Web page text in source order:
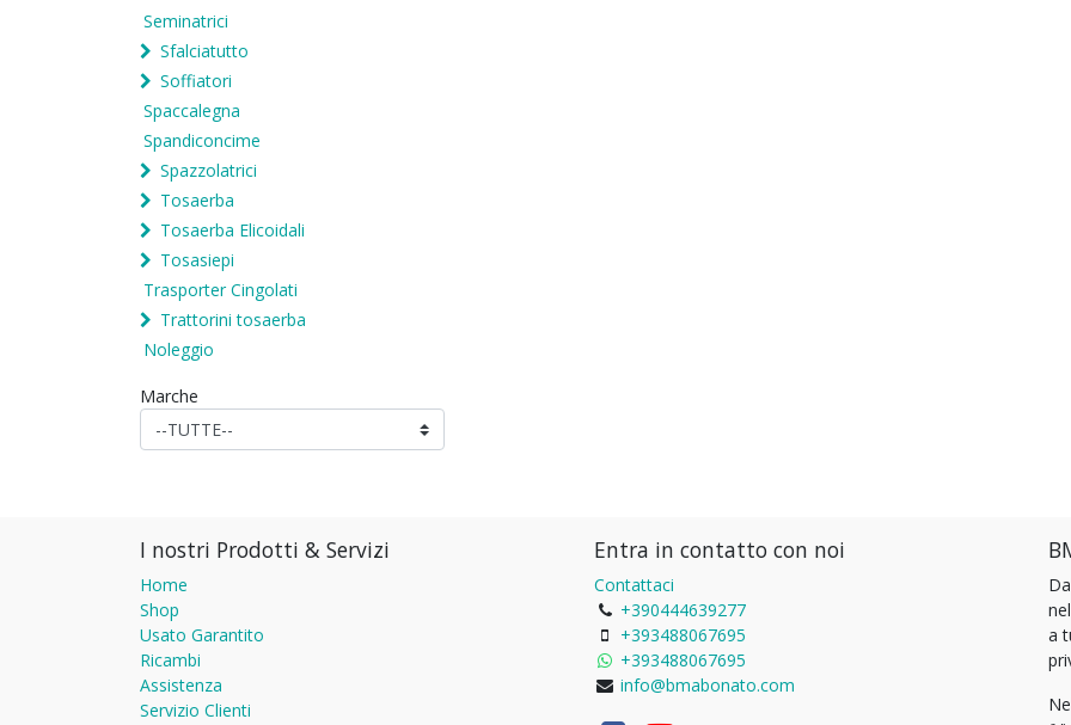
Seminatrici
Sfalciatutto
Soffiatori
Spaccalegna
Spandiconcime
Spazzolatrici
Tosaerba
Tosaerba Elicoidali
Tosasiepi
Trasporter Cingolati
Trattorini tosaerba
Noleggio
Marche
I nostri Prodotti & Servizi
Home
Shop
Usato Garantito
Ricambi
Assistenza
Servizio Clienti
Entra in contatto con noi
Contattaci
+390444639277
+393488067695
+393488067695
info@bmabonato.com
a